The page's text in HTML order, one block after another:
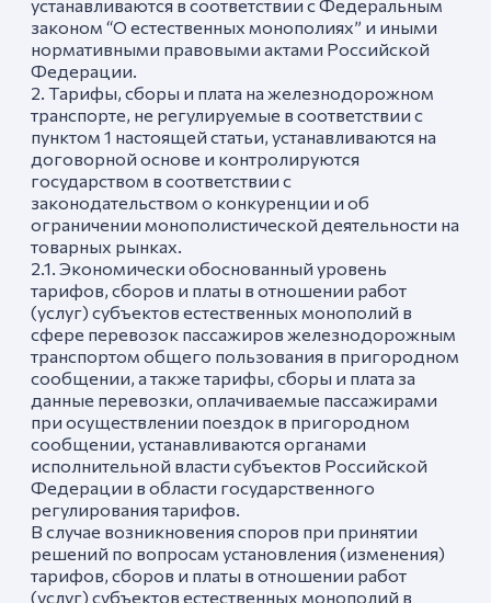
устанавливаются в соответствии с Федеральным
законом “О естественных монополиях” и иными
нормативными правовыми актами Российской
Федерации.
2. Тарифы, сборы и плата на железнодорожном
транспорте, не регулируемые в соответствии с
пунктом 1 настоящей статьи, устанавливаются на
договорной основе и контролируются
государством в соответствии с
законодательством о конкуренции и об
ограничении монополистической деятельности на
товарных рынках.
2.1. Экономически обоснованный уровень
тарифов, сборов и платы в отношении работ
(услуг) субъектов естественных монополий в
сфере перевозок пассажиров железнодорожным
транспортом общего пользования в пригородном
сообщении, а также тарифы, сборы и плата за
данные перевозки, оплачиваемые пассажирами
при осуществлении поездок в пригородном
сообщении, устанавливаются органами
исполнительной власти субъектов Российской
Федерации в области государственного
регулирования тарифов.
В случае возникновения споров при принятии
решений по вопросам установления (изменения)
тарифов, сборов и платы в отношении работ
(услуг) субъектов естественных монополий в